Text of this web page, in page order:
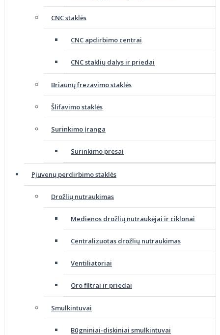
CNC staklės
CNC apdirbimo centrai
CNC staklių dalys ir priedai
Briaunų frezavimo staklės
Šlifavimo staklės
Surinkimo įranga
Surinkimo presai
Pjuvenų perdirbimo staklės
Drožlių nutraukimas
Medienos drožlių nutraukėjai ir ciklonai
Centralizuotas drožlių nutraukimas
Ventiliatoriai
Oro filtrai ir priedai
Smulkintuvai
Būgniniai-diskiniai smulkintuvai